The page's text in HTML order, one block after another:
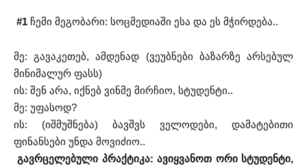
#1 ჩემი მეგობარი: სოცმედიაში ესა და ეს მჭირდება..
მე: გავაკეთებ, ამდენად (ვეუბნები ბაზარზე არსებულ
მინიმალურ ფასს)
ის: შენ არა, იქნებ ვინმე მირჩიო, სტუდენტი..
მე: უფასოდ?
ის: (იშმუშნება) ბავშვს ველოდები, დამატებითი
ფინანსები უნდა მოვიძიო..
გავრცელებული პრაქტიკა: ავიყვანოთ ორი სტუდენტი,